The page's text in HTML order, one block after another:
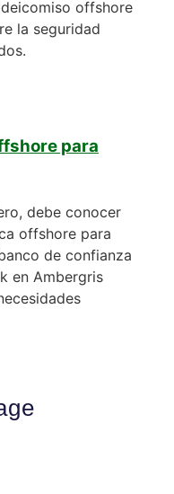
offshore
la seguridad
para
debe conocer
offshore para
de confianza
en Ambergris